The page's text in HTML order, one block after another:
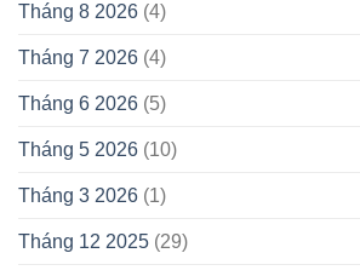
Tháng 8 2026 (4)
Tháng 7 2026 (4)
Tháng 6 2026 (5)
Tháng 5 2026 (10)
Tháng 3 2026 (1)
Tháng 12 2025 (29)